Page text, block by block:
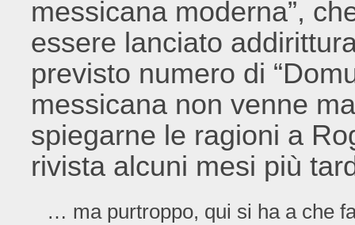
messicana moderna”,
essere lanciato
previsto numero di
messicana non venne
spiegarne le ragioni a
rivista alcuni mesi più
… ma purtroppo, qui si ha a che